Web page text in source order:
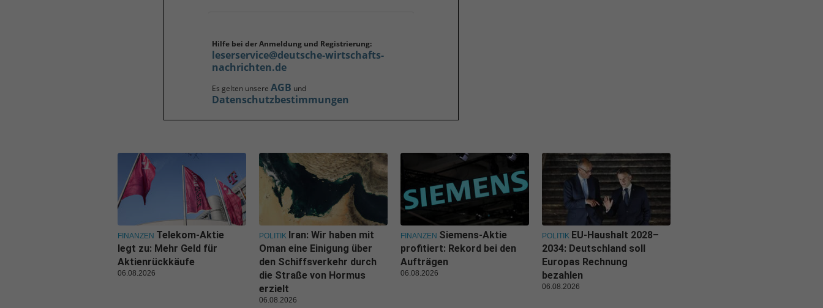
Hilfe bei der Anmeldung und Registrierung:
leserservice@deutsche-wirtschafts-
nachrichten.de
Es gelten unsere AGB und
Datenschutzbestimmungen
FINANZEN Telekom-Aktie
legt zu: Mehr Geld für
Aktienrückkäufe
06.08.2026
POLITIK Iran: Wir haben mit
Oman eine Einigung über
den Schiffsverkehr durch
die Straße von Hormus
erzielt
06.08.2026
FINANZEN Siemens-Aktie
profitiert: Rekord bei den
Aufträgen
06.08.2026
POLITIK EU-Haushalt 2028–
2034: Deutschland soll
Europas Rechnung
bezahlen
06.08.2026